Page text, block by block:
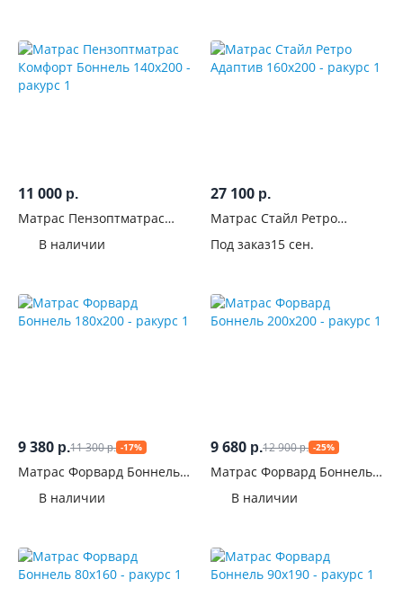
11 000 р.
Матрас Пензоптматрас
В наличии
27 100 р.
Матрас Стайл Ретро
Под заказ15 сен.
9 380 р.11 300р. -17%
Матрас Форвард Боннель
В наличии
9 680 р.12 900р. -25%
Матрас Форвард Боннель
В наличии